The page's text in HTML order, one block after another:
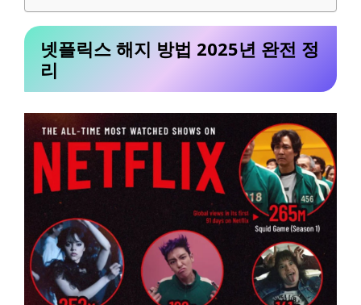
넷플릭스 해지 방법 2025년 완전 정
리